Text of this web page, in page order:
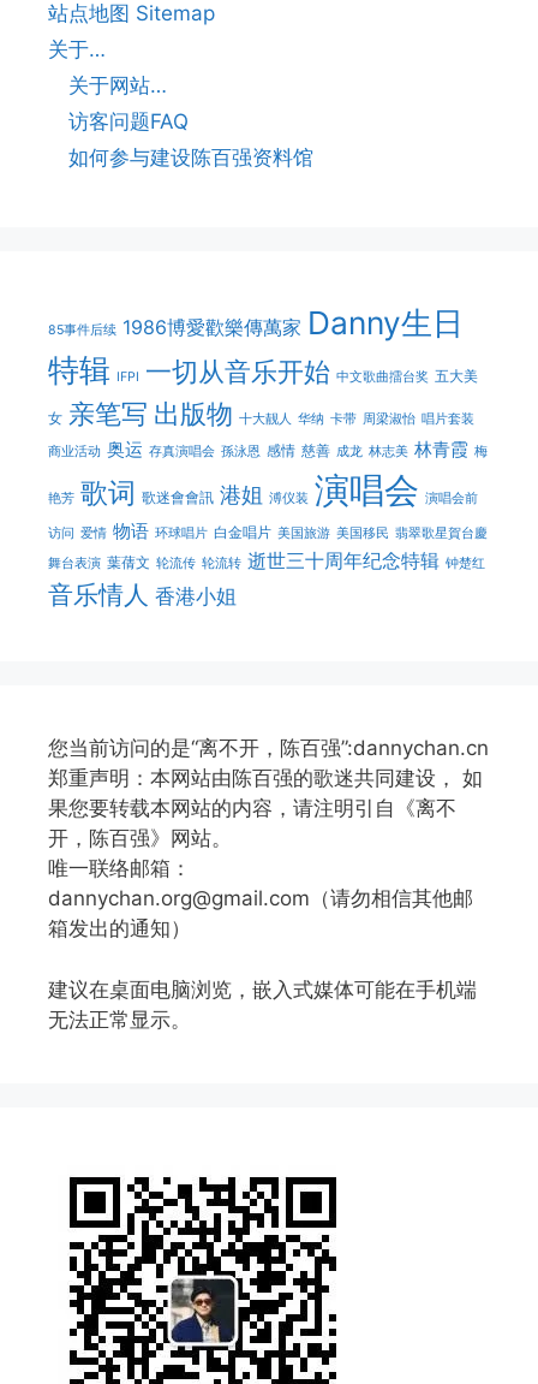
站点地图 Sitemap
关于…
关于网站…
访客问题FAQ
如何参与建设陈百强资料馆
85事件后续 1986博愛歡樂傳萬家 Danny生日
特辑 IFPI 一切从音乐开始 中文歌曲擂台奖 五大美
女 亲笔写 出版物 十大靓人 华纳 卡带 周梁淑怡 唱片套装
商业活动 奥运 存真演唱会 孫泳恩 感情 慈善 成龙 林志美 林青霞 梅
艳芳 歌词 歌迷會會訊 港姐 溥仪装 演唱会 演唱会前
访问 爱情 物语 环球唱片 白金唱片 美国旅游 美国移民 翡翠歌星賀台慶
舞台表演 葉蒨文 轮流传 轮流转 逝世三十周年纪念特辑 钟楚红
音乐情人 香港小姐
您当前访问的是“离不开，陈百强”:dannychan.cn
郑重声明：本网站由陈百强的歌迷共同建设， 如
果您要转载本网站的内容，请注明引自《离不
开，陈百强》网站。
唯一联络邮箱：
dannychan.org@gmail.com（请勿相信其他邮
箱发出的通知）
建议在桌面电脑浏览，嵌入式媒体可能在手机端
无法正常显示。